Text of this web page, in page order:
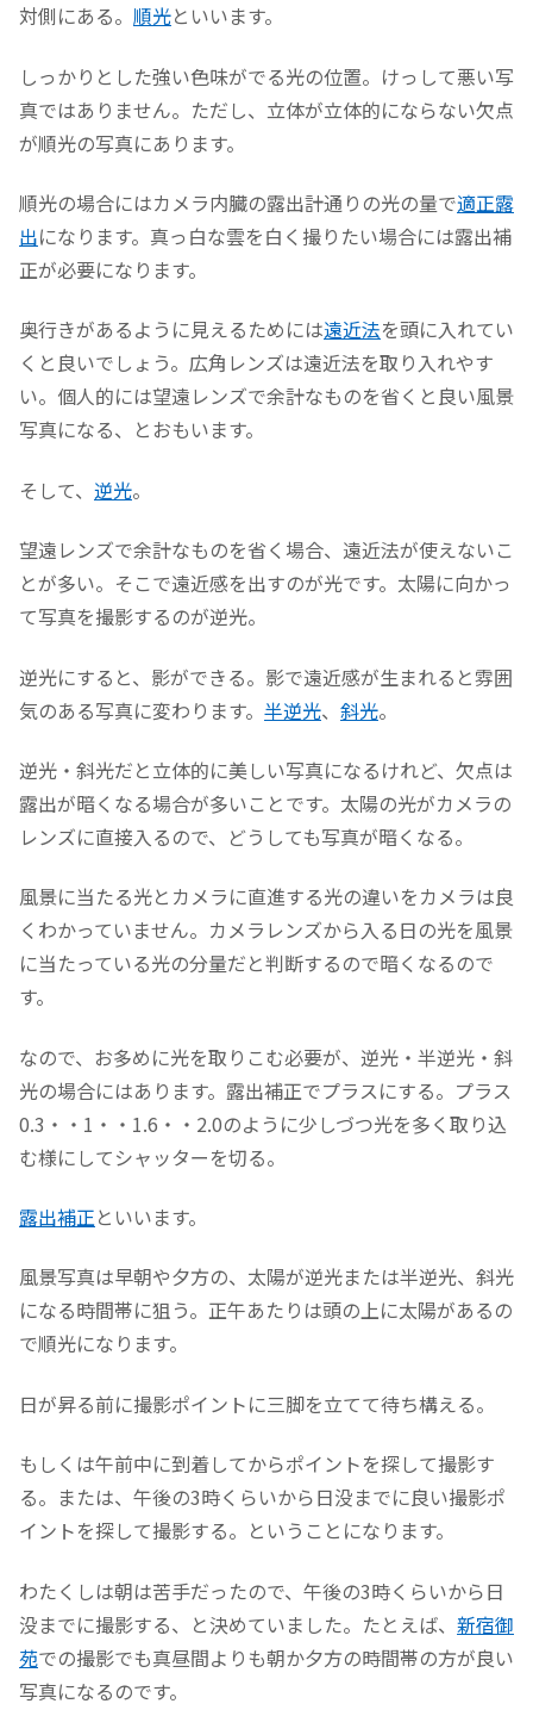
対側にある。 順光といいます。
しっかりとした強い色味がでる光の位置。けっして悪い写
真ではありません。ただし、立体が立体的にならない欠点
が順光の写真にあります。
順光の場合にはカメラ内臓の露出計通りの光の量で適正露
出になります。真っ白な雲を白く撮りたい場合には露出補
正が必要になります。
奥行きがあるように見えるためには遠近法を頭に入れてい
くと良いでしょう。広角レンズは遠近法を取り入れやす
い。個人的には望遠レンズで余計なものを省くと良い風景
写真になる、とおもいます。
そして、 逆光。
望遠レンズで余計なものを省く場合、遠近法が使えないこ
とが多い。そこで遠近感を出すのが光です。太陽に向かっ
て写真を撮影するのが逆光。
逆光にすると、影ができる。影で遠近感が生まれると雰囲
気のある写真に変わります。 半逆光、 斜光。
逆光・斜光だと立体的に美しい写真になるけれど、欠点は
露出が暗くなる場合が多いことです。太陽の光がカメラの
レンズに直接入るので、どうしても写真が暗くなる。
風景に当たる光とカメラに直進する光の違いをカメラは良
くわかっていません。カメラレンズから入る日の光を風景
に当たっている光の分量だと判断するので暗くなるので
す。
なので、お多めに光を取りこむ必要が、逆光・半逆光・斜
光の場合にはあります。露出補正でプラスにする。プラス
0.3・・1・・1.6・・2.0のように少しづつ光を多く取り込
む様にしてシャッターを切る。
露出補正といいます。
風景写真は早朝や夕方の、太陽が逆光または半逆光、斜光
になる時間帯に狙う。正午あたりは頭の上に太陽があるの
で順光になります。
日が昇る前に撮影ポイントに三脚を立てて待ち構える。
もしくは午前中に到着してからポイントを探して撮影す
る。または、午後の3時くらいから日没までに良い撮影ポ
イントを探して撮影する。ということになります。
わたくしは朝は苦手だったので、午後の3時くらいから日
没までに撮影する、と決めていました。たとえば、 新宿御
苑での撮影でも真昼間よりも朝か夕方の時間帯の方が良い
写真になるのです。